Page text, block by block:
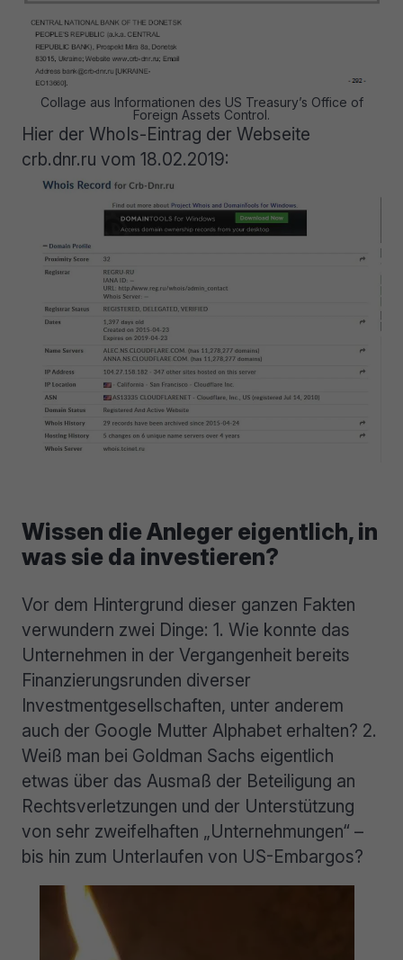
Collage aus Informationen des US Treasury’s Office of
Foreign Assets Control.
Hier der WhoIs-Eintrag der Webseite
crb.dnr.ru vom 18.02.2019:
Wissen die Anleger eigentlich, in
was sie da investieren?
Vor dem Hintergrund dieser ganzen Fakten
verwundern zwei Dinge: 1. Wie konnte das
Unternehmen in der Vergangenheit bereits
Finanzierungsrunden diverser
Investmentgesellschaften, unter anderem
auch der Google Mutter Alphabet erhalten? 2.
Weiß man bei Goldman Sachs eigentlich
etwas über das Ausmaß der Beteiligung an
Rechtsverletzungen und der Unterstützung
von sehr zweifelhaften „Unternehmungen“ –
bis hin zum Unterlaufen von US-Embargos?